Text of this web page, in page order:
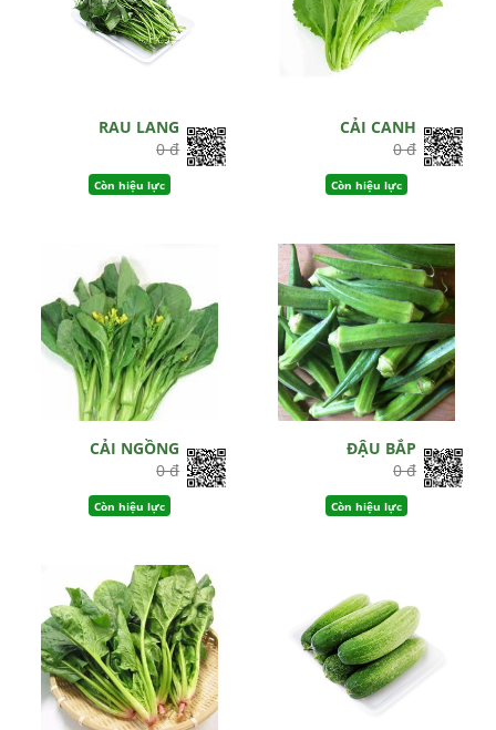
RAU LANG
0 đ
Còn hiệu lực
CẢI CANH
0 đ
Còn hiệu lực
CẢI NGỒNG
0 đ
Còn hiệu lực
ĐẬU BẮP
0 đ
Còn hiệu lực